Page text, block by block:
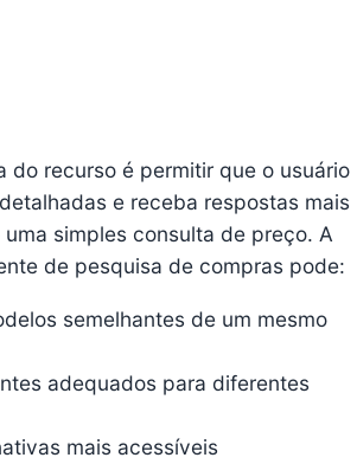
do recurso é permitir que o usuário
e receba respostas mais
simples consulta de preço. A
de pesquisa de compras pode:
semelhantes de um mesmo
adequados para diferentes
mais acessíveis